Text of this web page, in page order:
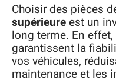
Choisir des pièces
supérieureest un
long terme. En
garantissent la
vos véhicules,
maintenance et les